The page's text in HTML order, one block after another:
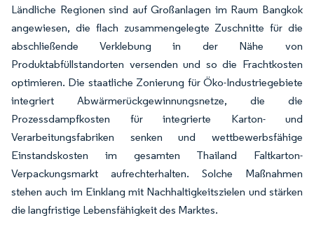
Ländliche Regionen sind auf Großanlagen im Raum Bangkok
angewiesen, die flach zusammengelegte Zuschnitte für die
abschließende Verklebung in der Nähe von
Produktabfüllstandorten versenden und so die Frachtkosten
optimieren. Die staatliche Zonierung für Öko-Industriegebiete
integriert Abwärmerückgewinnungsnetze, die die
Prozessdampfkosten für integrierte Karton- und
Verarbeitungsfabriken senken und wettbewerbsfähige
Einstandskosten im gesamten Thailand Faltkarton-
Verpackungsmarkt aufrechterhalten. Solche Maßnahmen
stehen auch im Einklang mit Nachhaltigkeitszielen und stärken
die langfristige Lebensfähigkeit des Marktes.